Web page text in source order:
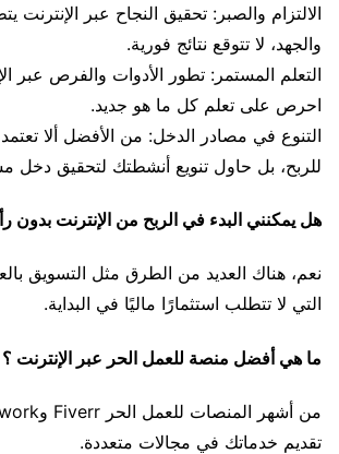
الالتزام والصبر: تحقيق النجاح عبر الإنترنت
والجهد، لا تتوقع نتائج فورية.
التعلم المستمر: تطور الأدوات والفرص عبر
احرص على تعلم كل ما هو جديد.
التنوع في مصادر الدخل: من الأفضل ألا
للربح، بل حاول تنويع أنشطتك لتحقيق دخل
هل يمكنني البدء في الربح من الإنترنت
نعم، هناك العديد من الطرق مثل التسويق
التي لا تتطلب استثمارًا ماليًا في البداية.
ما هي أفضل منصة للعمل الحر عبر الإنترنت ؟
تقديم خدماتك في مجالات متعددة.